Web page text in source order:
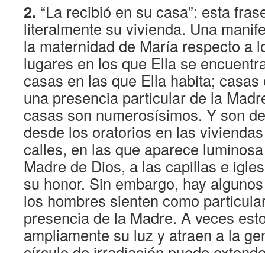
2. “La recibió en su casa”: esta
literalmente su vivienda. Una
la maternidad de María respecto a
lugares en los que Ella se
casas en las que Ella habita;
una presencia particular de la
casas son numerosísimos. Y son
desde los oratorios en las
calles, en las que aparece
Madre de Dios, a las capillas e
su honor. Sin embargo, hay
los hombres sienten como
presencia de la Madre. A veces
ampliamente su luz y atraen a la